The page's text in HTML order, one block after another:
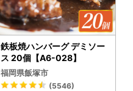
鉄板焼ハンバーグ デミソー
ス 20個【A6-028】
福岡県飯塚市
(5546)